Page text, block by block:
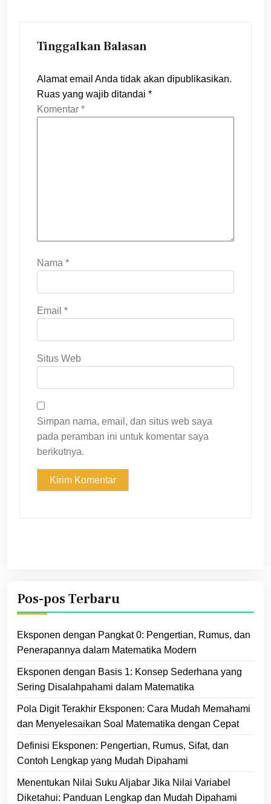
Tinggalkan Balasan
Alamat email Anda tidak akan dipublikasikan.
Ruas yang wajib ditandai *
Komentar *
Nama *
Email *
Situs Web
Simpan nama, email, dan situs web saya
pada peramban ini untuk komentar saya
berikutnya.
Pos-pos Terbaru
Eksponen dengan Pangkat 0: Pengertian, Rumus, dan
Penerapannya dalam Matematika Modern
Eksponen dengan Basis 1: Konsep Sederhana yang
Sering Disalahpahami dalam Matematika
Pola Digit Terakhir Eksponen: Cara Mudah Memahami
dan Menyelesaikan Soal Matematika dengan Cepat
Definisi Eksponen: Pengertian, Rumus, Sifat, dan
Contoh Lengkap yang Mudah Dipahami
Menentukan Nilai Suku Aljabar Jika Nilai Variabel
Diketahui: Panduan Lengkap dan Mudah Dipahami